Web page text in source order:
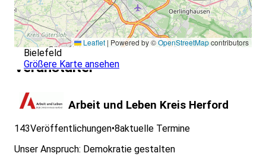
Leaflet | Powered by ©OpenStreetMapcontributors
Bielefeld
Größere Karte ansehen
Veranstalter
Arbeit und Leben Kreis Herford
143Veröffentlichungen•8aktuelle Termine
Unser Anspruch: Demokratie gestalten